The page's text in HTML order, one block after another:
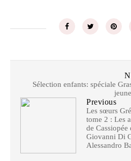
Sélection enfants: spéciale
Previous
Les sœurs
tome 2 : Les
de Cassiopée
Giovanni Di
Alessandro